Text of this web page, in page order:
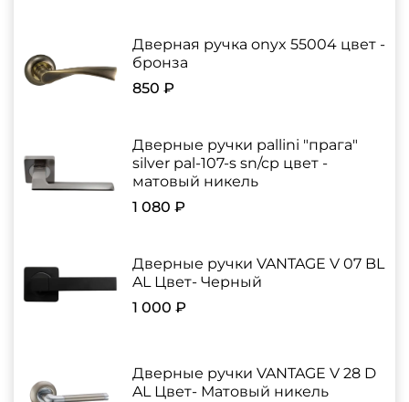
Дверная ручка onyx 55004 цвет -
бронза
850 ₽
Дверные ручки pallini "прага"
silver pal-107-s sn/cp цвет -
матовый никель
1 080 ₽
Дверные ручки VANTAGE V 07 BL
AL Цвет- Черный
1 000 ₽
Дверные ручки VANTAGE V 28 D
AL Цвет- Матовый никель